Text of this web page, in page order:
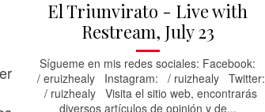
El Triunvirato - Live with
Restream, July 23
Sígueme en mis redes sociales: Facebook:
/ eruizhealy Instagram: / ruizhealy Twitter:
/ ruizhealy Visita el sitio web, encontrarás
diversos artículos de opinión y de...